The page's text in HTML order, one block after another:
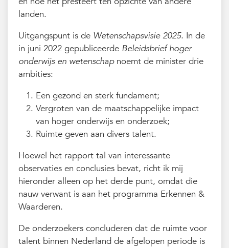
landen.
Uitgangspunt is de Wetenschapsvisie 2025. In de
in juni 2022 gepubliceerde Beleidsbrief hoger
onderwijs en wetenschapnoemt de minister drie
ambities:
Een gezond en sterk fundament;
Vergroten van de maatschappelijke impact
van hoger onderwijs en onderzoek;
Ruimte geven aan divers talent.
Hoewel het rapport tal van interessante
observaties en conclusies bevat, richt ik mij
hieronder alleen op het derde punt, omdat die
nauw verwant is aan het programma Erkennen &
Waarderen.
De onderzoekers concluderen dat de ruimte voor
talent binnen Nederland de afgelopen periode is